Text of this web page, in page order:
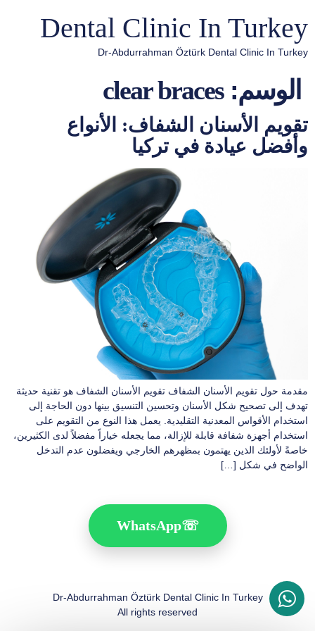
Dental Clinic In Turkey
Dr-Abdurrahman Öztürk Dental Clinic In Turkey
الوسم:clear braces
تقويم الأسنان الشفاف: الأنواع
وأفضل عيادة في تركيا
مقدمة حول تقويم الأسنان الشفاف تقويم الأسنان الشفاف هو تقنية حديثة
تهدف إلى تصحيح شكل الأسنان وتحسين التنسيق بينها دون الحاجة إلى
استخدام الأقواس المعدنية التقليدية. يعمل هذا النوع من التقويم على
استخدام أجهزة شفافة قابلة للإزالة، مما يجعله خياراً مفضلاً لدى الكثيرين،
خاصةً لأولئك الذين يهتمون بمظهرهم الخارجي ويفضلون عدم التدخل
الواضح في شكل […]
☏
WhatsApp
Dr-Abdurrahman Öztürk Dental Clinic In Turkey
All rights reserved